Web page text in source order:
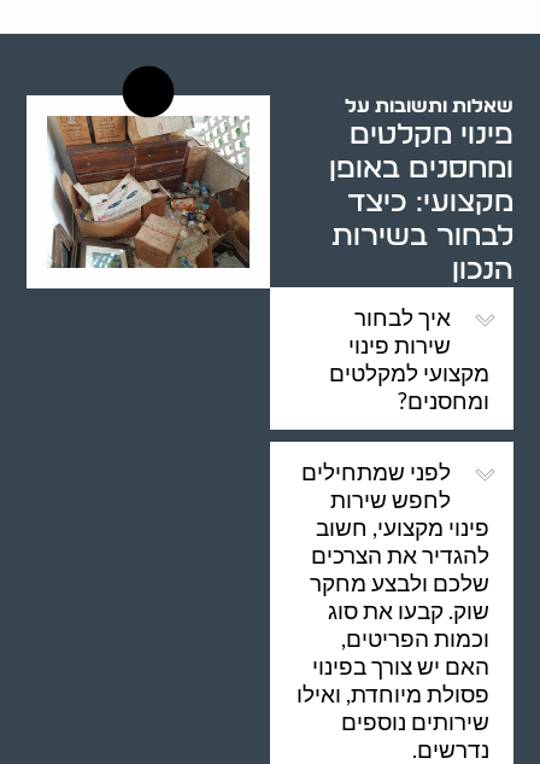
שאלות ותשובות על
פינוי מקלטים
ומחסנים באופן
מקצועי: כיצד
לבחור בשירות
הנכון
איך לבחור
שירות פינוי
מקצועי למקלטים
ומחסנים?
לפני שמתחילים
לחפש שירות
פינוי מקצועי, חשוב
להגדיר את הצרכים
שלכם ולבצע מחקר
שוק. קבעו את סוג
וכמות הפריטים,
האם יש צורך בפינוי
פסולת מיוחדת, ואילו
שירותים נוספים
נדרשים.